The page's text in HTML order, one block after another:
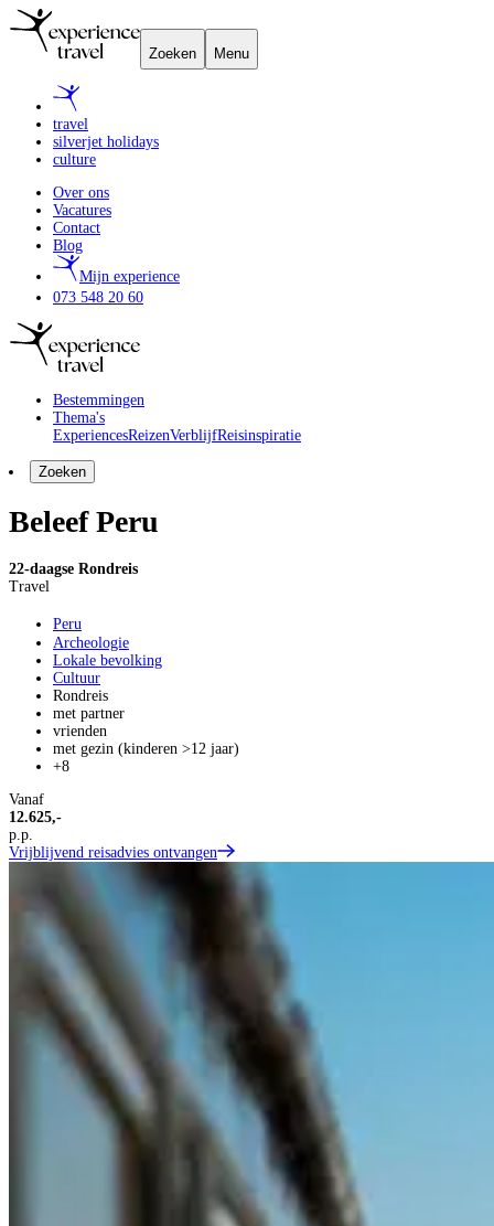
Zoeken Menu
travel
silverjet holidays
culture
Over ons
Vacatures
Contact
Blog
Mijn experience
073 548 20 60
Bestemmingen
Thema's
ExperiencesReizenVerblijfReisinspiratie
Zoeken
Beleef Peru
22-daagse Rondreis
Travel
Peru
Archeologie
Lokale bevolking
Cultuur
Rondreis
met partner
vrienden
met gezin (kinderen >12 jaar)
+8
Vanaf
12.625,-
p.p.
Vrijblijvend reisadvies ontvangen